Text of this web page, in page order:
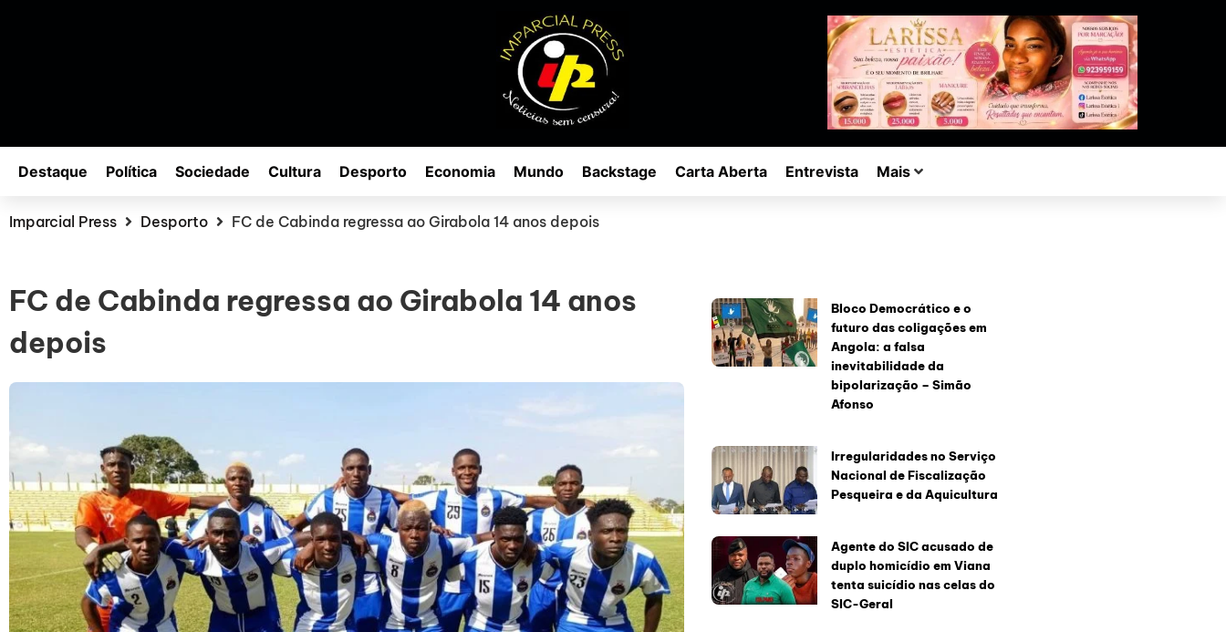
Destaque Política Sociedade Cultura Desporto Economia Mundo Backstage Carta Aberta Entrevista Mais
Imparcial Press Desporto FC de Cabinda regressa ao Girabola 14 anos depois
FC de Cabinda regressa ao Girabola 14 anos
depois
Bloco Democrático e o
futuro das coligações em
Angola: a falsa
inevitabilidade da
bipolarização – Simão
Afonso
Irregularidades no Serviço
Nacional de Fiscalização
Pesqueira e da Aquicultura
Agente do SIC acusado de
duplo homicídio em Viana
tenta suicídio nas celas do
SIC-Geral